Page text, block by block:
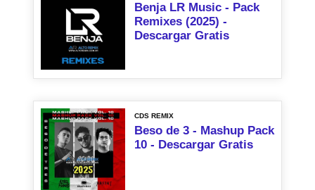
Benja LR Music - Pack
Remixes (2025) -
Descargar Gratis
CDS REMIX
Beso de 3 - Mashup Pack
10 - Descargar Gratis